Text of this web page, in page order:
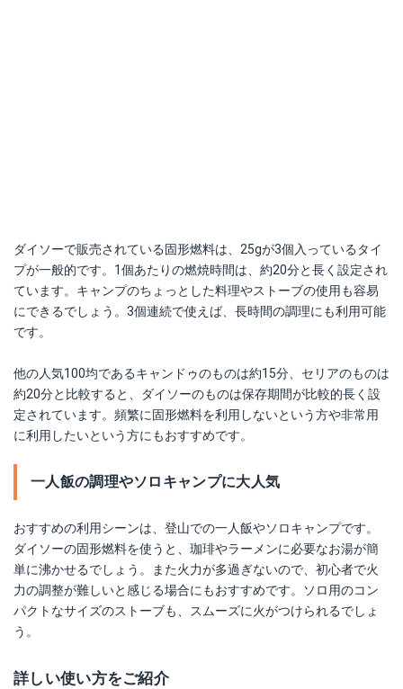
ダイソーで販売されている固形燃料は、25gが3個入っているタイ
プが一般的です。1個あたりの燃焼時間は、約20分と長く設定され
ています。キャンプのちょっとした料理やストーブの使用も容易
にできるでしょう。3個連続で使えば、長時間の調理にも利用可能
です。
他の人気100均であるキャンドゥのものは約15分、セリアのものは
約20分と比較すると、ダイソーのものは保存期間が比較的長く設
定されています。頻繁に固形燃料を利用しないという方や非常用
に利用したいという方にもおすすめです。
一人飯の調理やソロキャンプに大人気
おすすめの利用シーンは、登山での一人飯やソロキャンプです。
ダイソーの固形燃料を使うと、珈琲やラーメンに必要なお湯が簡
単に沸かせるでしょう。また火力が多過ぎないので、初心者で火
力の調整が難しいと感じる場合にもおすすめです。ソロ用のコン
パクトなサイズのストーブも、スムーズに火がつけられるでしょ
う。
詳しい使い方をご紹介